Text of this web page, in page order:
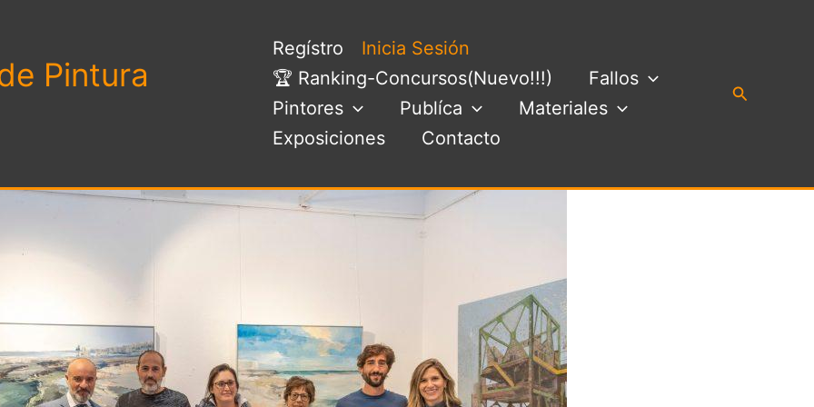
Pintura
Regístro
Inicia Sesión
🏆 Ranking-Concursos(Nuevo!!!)
Fallos
Pintores
Publíca
Materiales
Exposiciones
Contacto
Buscar